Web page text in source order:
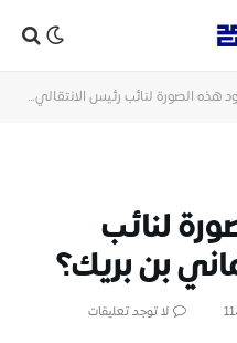
الصورة لنائب رئيس الانتقالي هاني بن بريك؟
لنائب
بن بريك؟
لا توجد تعليقات